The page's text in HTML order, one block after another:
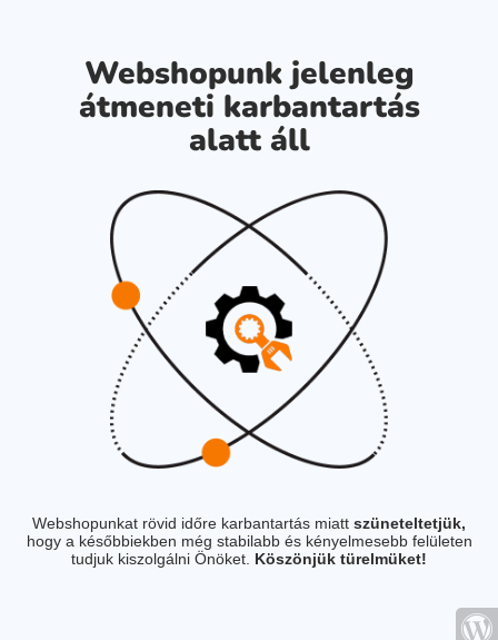
Webshopunk jelenleg
átmeneti karbantartás
alatt áll
Webshopunkat rövid időre karbantartás miatt szüneteltetjük,
hogy a későbbiekben még stabilabb és kényelmesebb felületen
tudjuk kiszolgálni Önöket. Köszönjük türelmüket!